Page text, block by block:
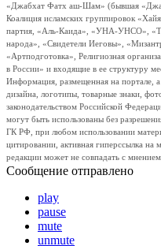
«Джабхат Фатх аш-Шам» (бывшая
Коалиция исламских группировок
партия, «Аль-Каида», «УНА-УНСО»,
народа», «Свидетели Иеговы»,
«Артподготовка», Религиозная
в России» и входящие в ее структуру
Информация, размещенная на портале,
дизайна, логотипы, товарные знаки,
законодательством Российской
могут быть использованы без
ГК РФ, при любом использовании
цитировании, активная гиперссылка на
редакции может не совпадать с
Сообщение отправлено
play
pause
mute
unmute